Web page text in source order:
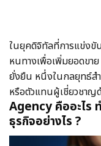
ในยุคดิจิทัลที่การแข่งขั
หนทางเพื่อเพิ่มยอดขาย
ยั่งยืน หนึ่งในกลยุทธ์ส
หรือตัวแทนผู้เชี่ยวชาญ
Agency คืออะไร
ธุรกิจอย่างไร ?